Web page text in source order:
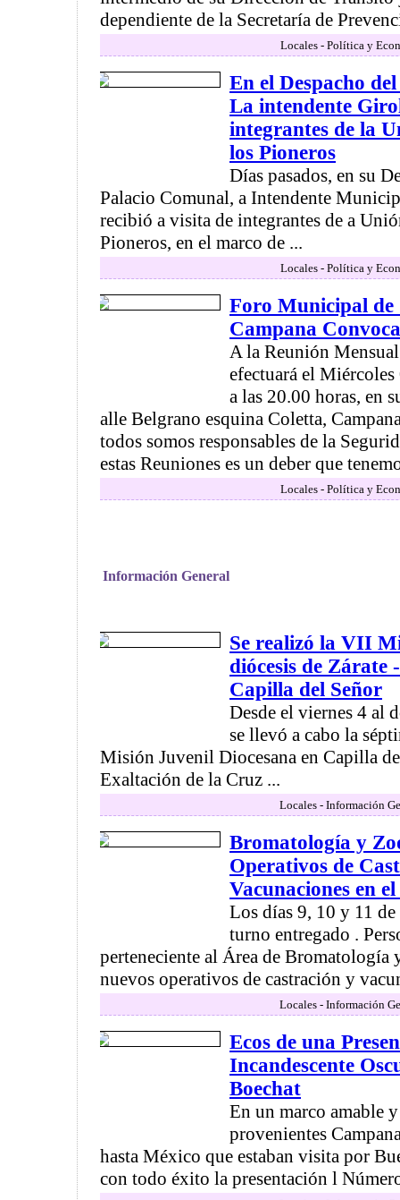
dependiente de la Secretaría de
Locales - Política y
En el Despacho
La intendente
integrantes de la
los Pioneros
Días pasados, en su
Palacio Comunal, a Intendente
recibió a visita de integrantes de a
Pioneros, en el marco de ...
Locales - Política y
Foro Municipal de
Campana Convoca
A la Reunión
efectuará el
a las 20.00 horas, en
alle Belgrano esquina Coletta,
todos somos responsables de la
estas Reuniones es un deber que
Locales - Política y
Información General
Se realizó la VII
diócesis de Zárate
Capilla del Señor
Desde el viernes 4 al
se llevó a cabo la
Misión Juvenil Diocesana en Capilla
Exaltación de la Cruz ...
Locales - Información
Bromatología y
Operativos de
Vacunaciones en
Los días 9, 10 y 11
turno entregado .
perteneciente al Área de Bromatología
nuevos operativos de castración y
Locales - Información
Ecos de una
Incandescente
Boechat
En un marco amable
provenientes
hasta México que estaban visita por
con todo éxito la presentación l